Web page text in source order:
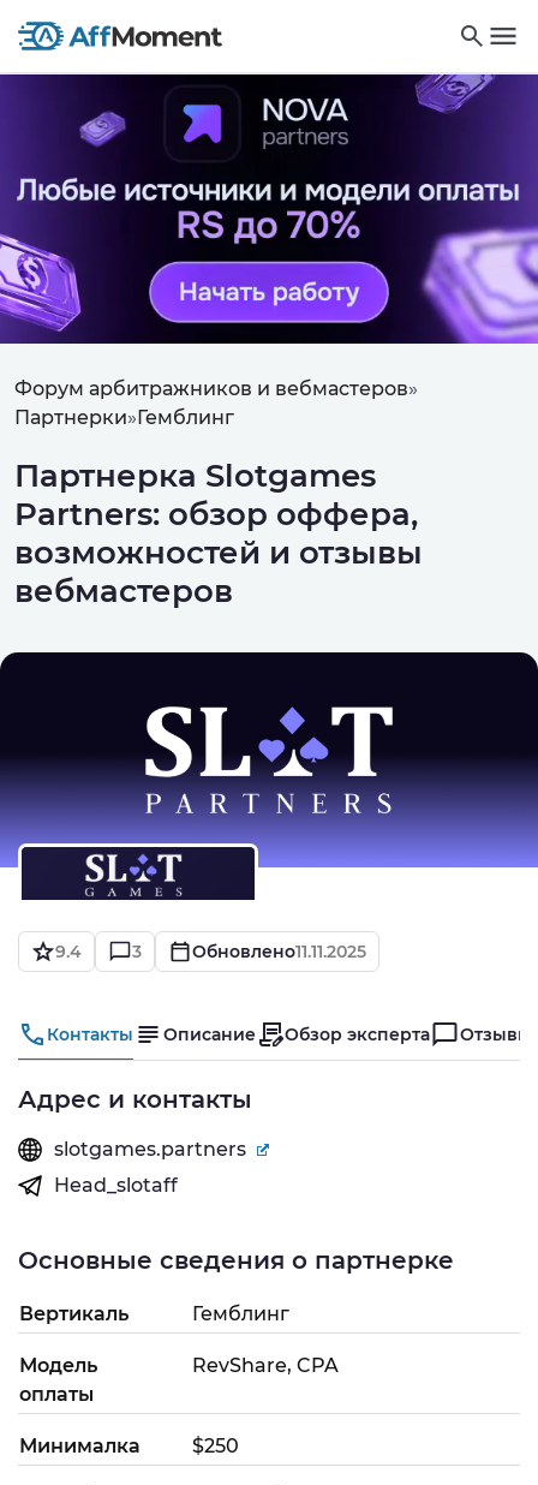
Форум арбитражников и вебмастеров»
Партнерки»Гемблинг
Партнерка Slotgames
Partners: обзор оффера,
возможностей и отзывы
вебмастеров
9.4 3 Обновлено11.11.2025
Контакты Описание Обзор эксперта Отзывы
Адрес и контакты
slotgames.partners
Head_slotaff
Основные сведения о партнерке
Вертикаль Гемблинг
Модель
оплаты
RevShare, CPA
Минималка $250